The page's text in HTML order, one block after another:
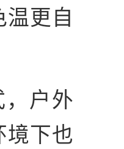
更自
户外
下也